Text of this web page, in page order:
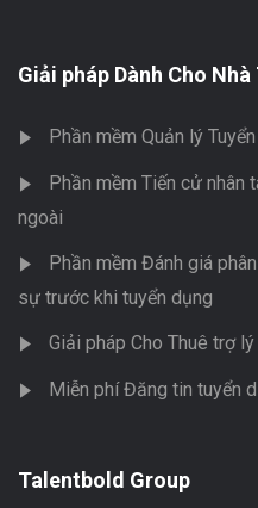
Giải pháp Dành Cho Nhà
Phần mềm Quản lý
Phần mềm Tiến cử nhân
ngoài
Phần mềm Đánh giá
sự trước khi tuyển dụng
Giải pháp Cho Thuê trợ
Miễn phí Đăng tin tuyển
Talentbold Group